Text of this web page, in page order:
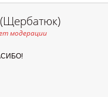
модерации